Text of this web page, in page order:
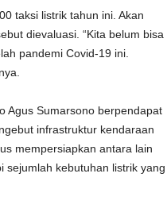
taksi listrik tahun ini. Akan
dievaluasi. “Kita belum bisa
pandemi Covid-19 ini.
Agus Sumarsono berpendapat
infrastruktur kendaraan
mempersiapkan antara lain
sejumlah kebutuhan listrik yang